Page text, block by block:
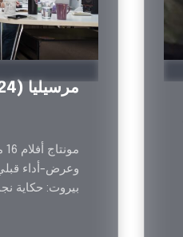
مرسيليا (2024)
وعرض-أداء
بيروت: حكاية